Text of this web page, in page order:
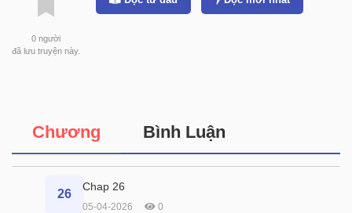
0 người
đã lưu truyện này.
Chương Bình Luận
26
Chap 26
05-04-2026 0